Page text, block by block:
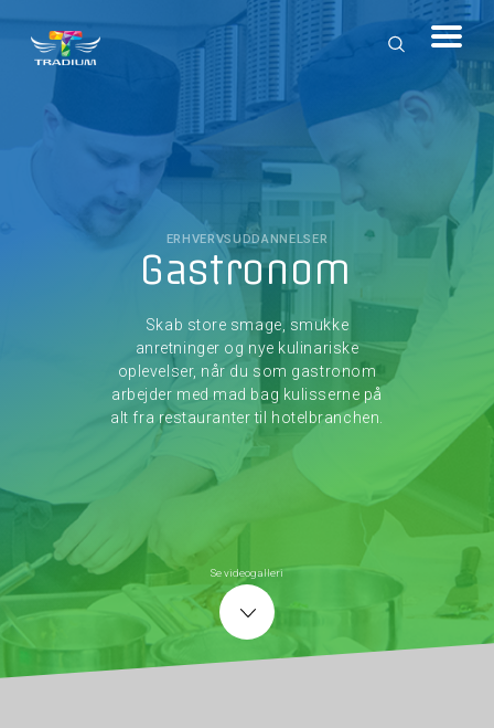
ERHVERVSUDDANNELSER
Gastronom
Skab store smage, smukke
anretninger og nye kulinariske
oplevelser, når du som gastronom
arbejder med mad bag kulisserne på
alt fra restauranter til hotelbranchen.
Se videogalleri